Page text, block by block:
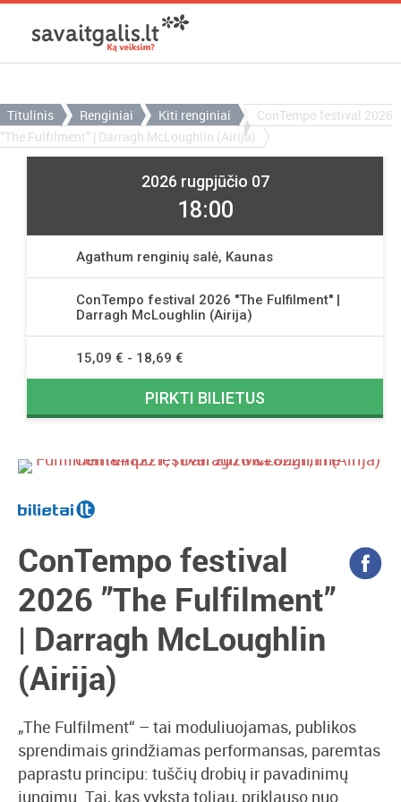
Titulinis Renginiai Kiti renginiai
ConTempo festival 2026
”The Fulfilment” | Darragh McLoughlin (Airija)
ConTempo festival
2026 ”The Fulfilment”
| Darragh McLoughlin
(Airija)
„The Fulfilment“ – tai moduliuojamas, publikos
sprendimais grindžiamas performansas, paremtas
paprastu principu: tuščių drobių ir pavadinimų
jungimu. Tai, kas vyksta toliau, priklauso nuo
2026 rugpjūčio 07
18:00
Agathum renginių salė, Kaunas
ConTempo festival 2026 ''The Fulfilment'' |
Darragh McLoughlin (Airija)
15,09 € - 18,69 €
PIRKTI BILIETUS